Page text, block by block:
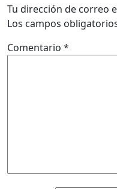
Tu dirección de correo
Los campos
Comentario *